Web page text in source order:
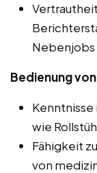
Nebenjobs
Bedienung
wie
Fähigkeit
von